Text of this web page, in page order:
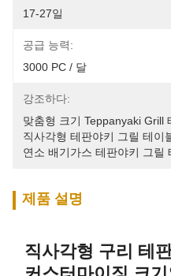
17-27일
공급 능력:
3000 PC / 달
강조하다:
맞춤형 크기 Teppanyaki Grill
직사각형 테판야키 그릴 테이
연소 배기가스 테판야키 그릴
제품 설명
직사각형 구리 테